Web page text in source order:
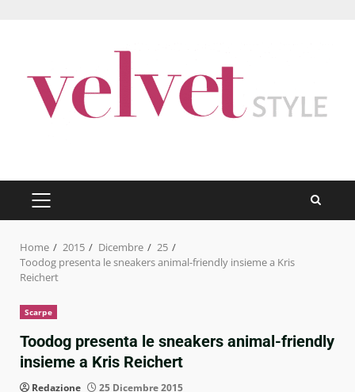
PRIMARY
MENU
Home 2015 Dicembre
25
Toodog presenta le sneakers animal-friendly insieme a Kris
Reichert
Scarpe
Toodog presenta le sneakers animal-friendly
insieme a Kris Reichert
Redazione 25 Dicembre 2015